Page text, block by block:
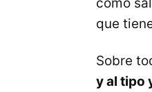
que
Sobre
y al tipo